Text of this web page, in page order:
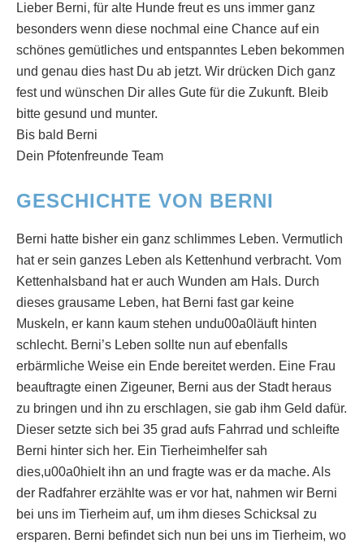
Lieber Berni, für alte Hunde freut es uns immer ganz
besonders wenn diese nochmal eine Chance auf ein
schönes gemütliches und entspanntes Leben bekommen
und genau dies hast Du ab jetzt. Wir drücken Dich ganz
fest und wünschen Dir alles Gute für die Zukunft. Bleib
bitte gesund und munter.
Bis bald Berni
Dein Pfotenfreunde Team
GESCHICHTE VON BERNI
Berni hatte bisher ein ganz schlimmes Leben. Vermutlich
hat er sein ganzes Leben als Kettenhund verbracht. Vom
Kettenhalsband hat er auch Wunden am Hals. Durch
dieses grausame Leben, hat Berni fast gar keine
Muskeln, er kann kaum stehen undu00a0läuft hinten
schlecht. Berni’s Leben sollte nun auf ebenfalls
erbärmliche Weise ein Ende bereitet werden. Eine Frau
beauftragte einen Zigeuner, Berni aus der Stadt heraus
zu bringen und ihn zu erschlagen, sie gab ihm Geld dafür.
Dieser setzte sich bei 35 grad aufs Fahrrad und schleifte
Berni hinter sich her. Ein Tierheimhelfer sah
dies,u00a0hielt ihn an und fragte was er da mache. Als
der Radfahrer erzählte was er vor hat, nahmen wir Berni
bei uns im Tierheim auf, um ihm dieses Schicksal zu
ersparen. Berni befindet sich nun bei uns im Tierheim, wo